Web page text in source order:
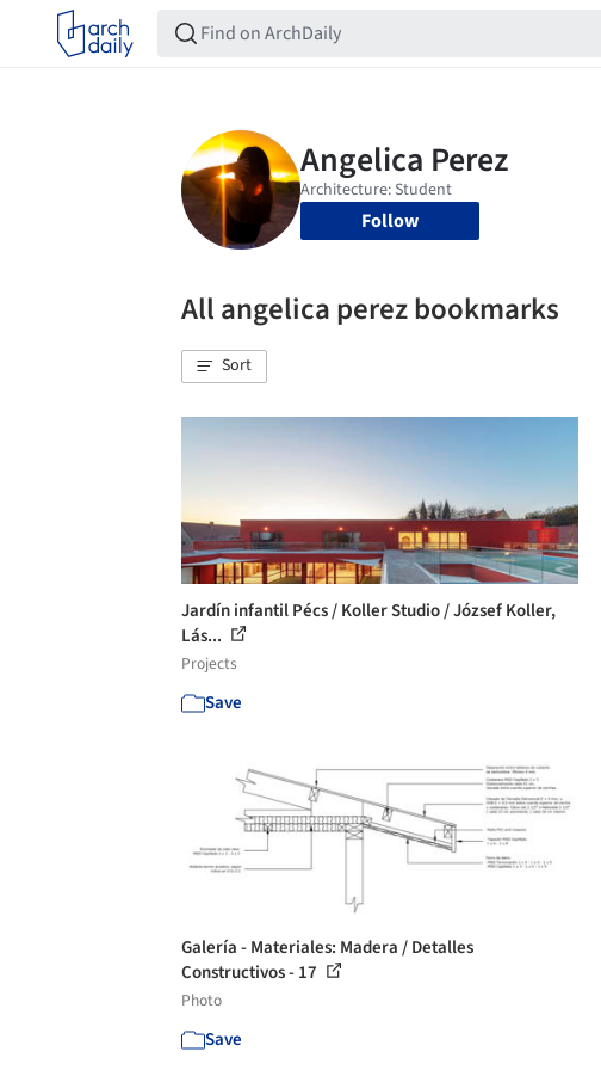
Follow
All angelica perez bookmarks
Sort
Jardín infantil Pécs / Koller Studio / József Koller,
Lás...
Projects
Save
Galería - Materiales: Madera / Detalles
Constructivos - 17
Photo
Save